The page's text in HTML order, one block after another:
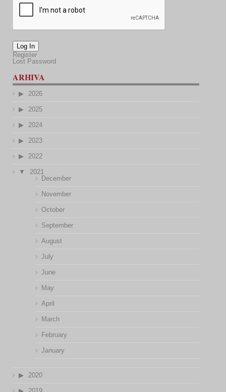
Log In
Register
Lost Password
ARHIVA
2026
2025
2024
2023
2022
2021
December
November
October
September
August
July
June
May
April
March
February
January
2020